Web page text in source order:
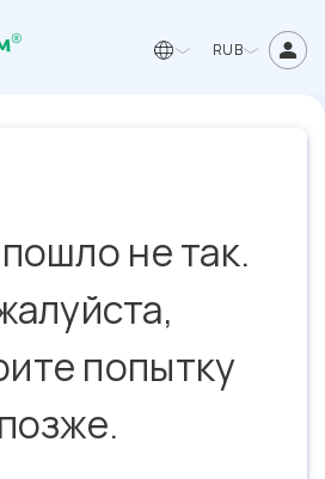
RUB
не так.
попытку
позже.